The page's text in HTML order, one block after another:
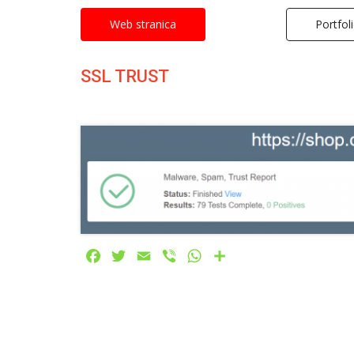
Web stranica
SSL TRUST
FacebookTwitter
Email Viber WhatsApp